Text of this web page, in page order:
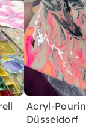
Acryl-
Düsseldorf